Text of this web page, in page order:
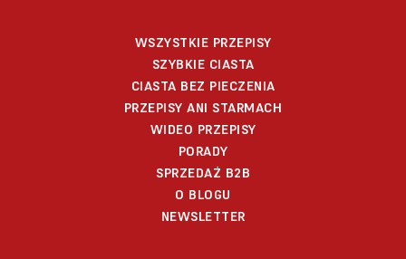
WSZYSTKIE PRZEPISY
SZYBKIE CIASTA
CIASTA BEZ PIECZENIA
PRZEPISY ANI STARMACH
WIDEO PRZEPISY
PORADY
SPRZEDAŻ B2B
O BLOGU
NEWSLETTER